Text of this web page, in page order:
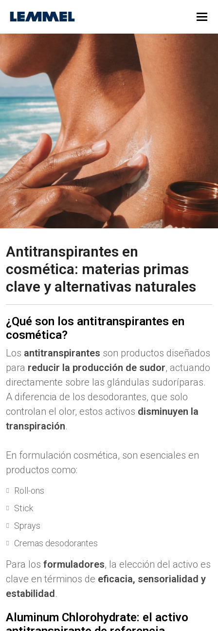
Antitranspirantes en
cosmética: materias primas
clave y alternativas naturales
¿Qué son los antitranspirantes en
cosmética?
Los antitranspirantes son productos diseñados
para reducir la producción de sudor, actuando
directamente sobre las glándulas sudoríparas.
A diferencia de los desodorantes, que solo
controlan el olor, estos activos disminuyen la
transpiración.
En formulación cosmética, son esenciales en
productos como:
Roll-ons
Stick
Sprays
Cremas desodorantes
Para los formuladores, la elección del activo es
clave en términos de eficacia, sensorialidad y
estabilidad.
Aluminum Chlorohydrate: el activo